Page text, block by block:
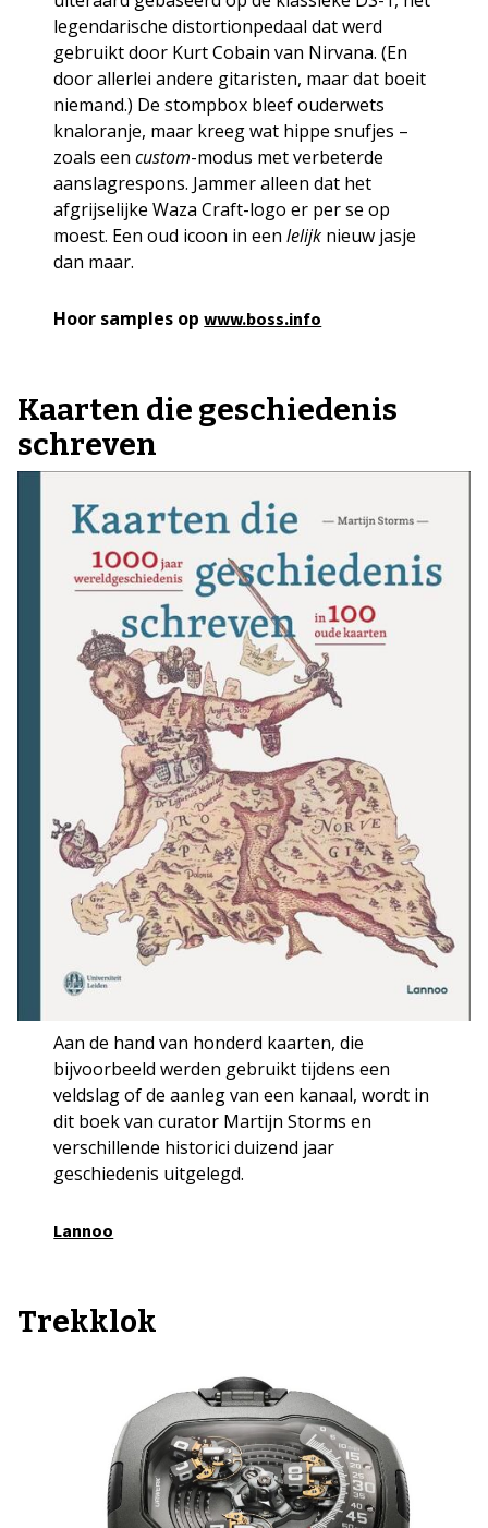
legendarische distortionpedaal dat werd
gebruikt door Kurt Cobain van Nirvana. (En
door allerlei andere gitaristen, maar dat boeit
niemand.) De stompbox bleef ouderwets
knaloranje, maar kreeg wat hippe snufjes –
zoals eencustom-modus met verbeterde
aanslagrespons. Jammer alleen dat het
afgrijselijke Waza Craft-logo er per se op
moest. Een oud icoon in eenlelijk nieuw jasje
dan maar.
Hoor samples opwww.boss.info
Kaarten die geschiedenis
schreven
Aan de hand van honderd kaarten, die
bijvoorbeeld werden gebruikt tijdens een
veldslag of de aanleg van een kanaal, wordt in
dit boek van curator Martijn Storms en
verschillende historici duizend jaar
geschiedenis uitgelegd.
Lannoo
Trekklok